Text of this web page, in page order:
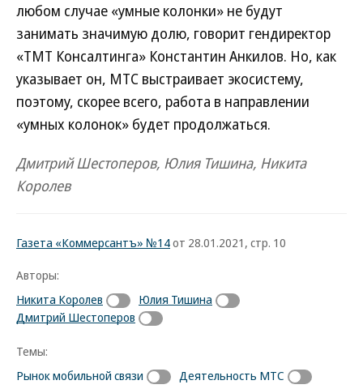
любом случае «умные колонки» не будут
занимать значимую долю, говорит гендиректор
«ТМТ Консалтинга» Константин Анкилов. Но, как
указывает он, МТС выстраивает экосистему,
поэтому, скорее всего, работа в направлении
«умных колонок» будет продолжаться.
Дмитрий Шестоперов, Юлия Тишина, Никита
Королев
Газета «Коммерсантъ» №14от 28.01.2021, стр. 10
Авторы:
Никита Королев
Юлия Тишина
Дмитрий Шестоперов
Темы:
Рынок мобильной связи
Деятельность МТС